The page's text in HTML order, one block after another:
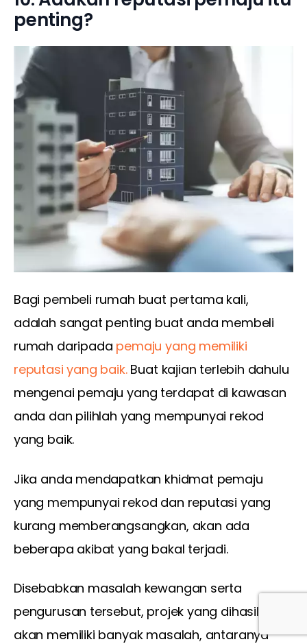
penting?
Bagi pembeli rumah buat pertama kali,
adalah sangat penting buat anda membeli
rumah daripada pemaju yang memiliki
reputasi yang baik. Buat kajian terlebih dahulu
mengenai pemaju yang terdapat di kawasan
anda dan pilihlah yang mempunyai rekod
yang baik.
Jika anda mendapatkan khidmat pemaju
yang mempunyai rekod dan reputasi yang
kurang memberangsangkan, akan ada
beberapa akibat yang bakal terjadi.
Disebabkan masalah kewangan serta
pengurusan tersebut, projek yang dihasilkan
akan memiliki banyak masalah, antaranya